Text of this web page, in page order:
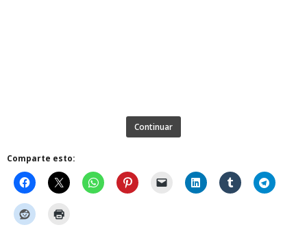
Continuar
Comparte esto: